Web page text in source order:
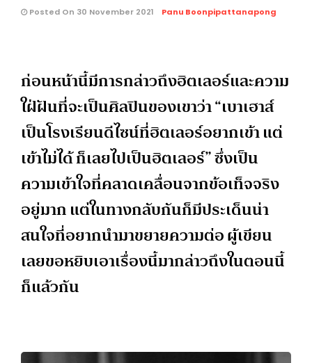
Posted On 30 November 2021 Panu Boonpipattanapong
ก่อนหน้านี้มีการกล่าวถึงฮิตเลอร์และความ
ใฝ่ฝันที่จะเป็นศิลปินของเขาว่า “เบาเฮาส์
เป็นโรงเรียนดีไซน์ที่ฮิตเลอร์อยากเข้า แต่
เข้าไม่ได้ ก็เลยไปเป็นฮิตเลอร์” ซึ่งเป็น
ความเข้าใจที่คลาดเคลื่อนจากข้อเท็จจริง
อยู่มาก แต่ในทางกลับกันก็มีประเด็นน่า
สนใจที่อยากนำมาขยายความต่อ ผู้เขียน
เลยขอหยิบเอาเรื่องนี้มากล่าวถึงในตอนนี้
ก็แล้วกัน